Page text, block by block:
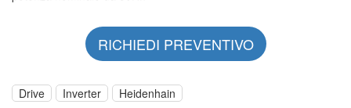
RICHIEDI PREVENTIVO
Drive Inverter Heidenhain